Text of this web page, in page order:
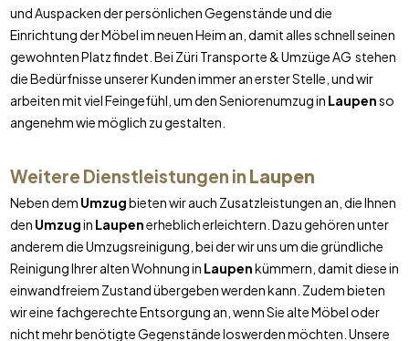
und Auspacken der persönlichen Gegenstände und die
Einrichtung der Möbel im neuen Heim an, damit alles schnell seinen
gewohnten Platz findet. Bei Züri Transporte & Umzüge AG stehen
die Bedürfnisse unserer Kunden immer an erster Stelle, und wir
arbeiten mit viel Feingefühl, um den Seniorenumzug in Laupenso
angenehm wie möglich zu gestalten.
Weitere Dienstleistungen in Laupen
Neben dem Umzugbieten wir auch Zusatzleistungen an, die Ihnen
den Umzugin Laupenerheblich erleichtern. Dazu gehören unter
anderem die Umzugsreinigung, bei der wir uns um die gründliche
Reinigung Ihrer alten Wohnung in Laupenkümmern, damit diese in
einwandfreiem Zustand übergeben werden kann. Zudem bieten
wir eine fachgerechte Entsorgung an, wenn Sie alte Möbel oder
nicht mehr benötigte Gegenstände loswerden möchten. Unsere